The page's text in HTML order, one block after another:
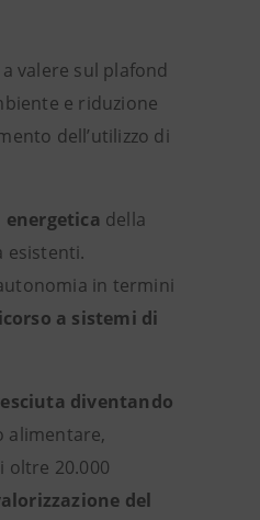
valere sul plafond
e riduzione
dell’utilizzo di
della
esistenti.
in termini
a sistemi di
diventando
alimentare,
oltre 20.000
del